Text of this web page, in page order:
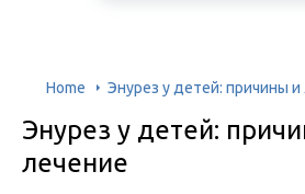
Home Энурез у детей: причины и
Энурез у детей:
лечение